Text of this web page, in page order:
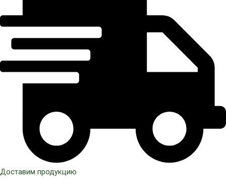
Доставим продукцию